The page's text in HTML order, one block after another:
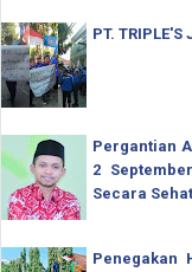
PT.
Pergantian
2
Secara Sehat
Penegakan